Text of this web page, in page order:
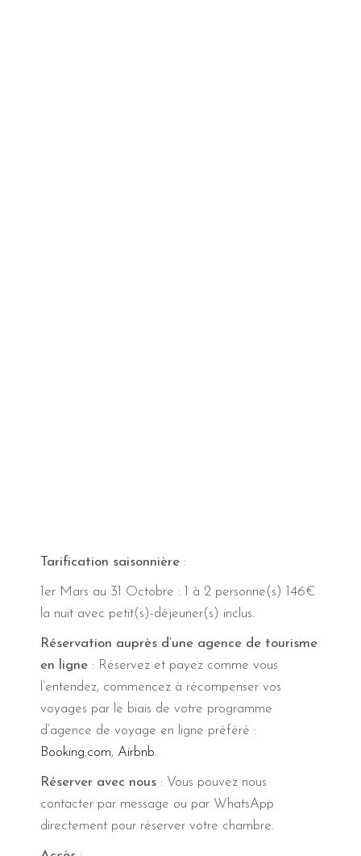
Tarification saisonnière :
1er Mars au 31 Octobre : 1 à 2 personne(s) 146€
la nuit avec petit(s)-déjeuner(s) inclus.
Réservation auprès d’une agence de tourisme
en ligne : Réservez et payez comme vous
l’entendez, commencez à récompenser vos
voyages par le biais de votre programme
d’agence de voyage en ligne préféré :
Booking.com, Airbnb.
Réserver avec nous : Vous pouvez nous
contacter par message ou par WhatsApp
directement pour réserver votre chambre.